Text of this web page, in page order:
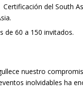
Certificación del South
de 60 a 150 invitados.
nuestro
inolvidables ha